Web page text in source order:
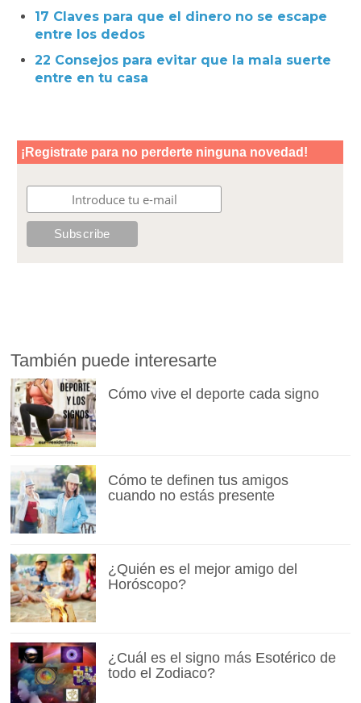
17 Claves para que el dinero no se escape
entre los dedos
22 Consejos para evitar que la mala suerte
entre en tu casa
También puede interesarte
Cómo vive el deporte cada signo
Cómo te definen tus amigos
cuando no estás presente
¿Quién es el mejor amigo del
Horóscopo?
¿Cuál es el signo más Esotérico de
todo el Zodiaco?